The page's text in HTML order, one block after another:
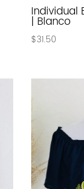
Individual
| Blanco
$31.50